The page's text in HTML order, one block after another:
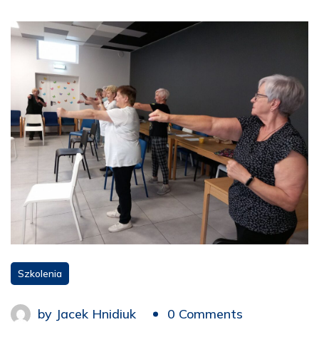
Szkolenia
by Jacek Hnidiuk 0 Comments